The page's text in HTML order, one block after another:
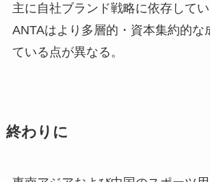
主に自社ブランド戦略に依存してい
ANTAはより多層的・資本集約的な
ている点が異なる。
終わりに